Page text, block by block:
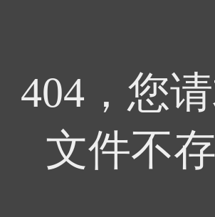
404，您
文件不